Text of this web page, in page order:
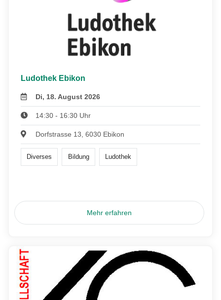
Ludothek Ebikon
Di, 18. August 2026
14:30 - 16:30 Uhr
Dorfstrasse 13, 6030 Ebikon
Diverses Bildung Ludothek
Mehr erfahren